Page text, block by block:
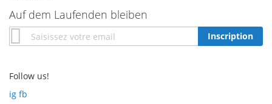
Auf dem Laufenden bleiben
Inscription
à
:
Inscription
Follow us!
ig fb